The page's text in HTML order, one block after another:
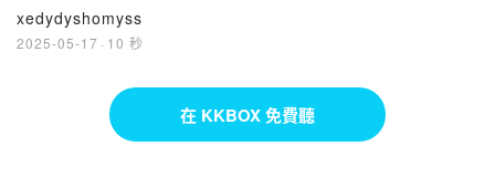
xedydyshomyss
2025-05-17 · 10 秒
在 KKBOX 免費聽